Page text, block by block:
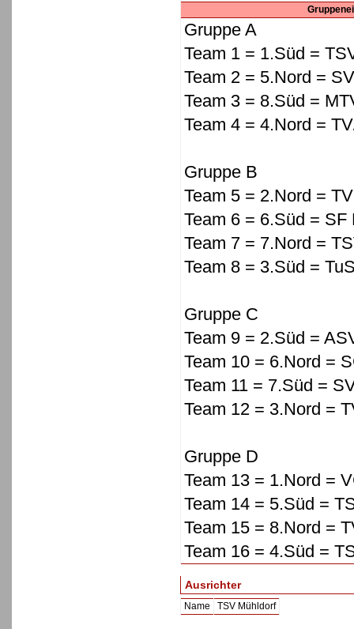
Gruppe A
Team 1 = 1.Süd =
Team 2 = 5.Nord =
Team 3 = 8.Süd =
Team 4 = 4.Nord =
Gruppe B
Team 5 = 2.Nord =
Team 6 = 6.Süd = SF
Team 7 = 7.Nord =
Team 8 = 3.Süd =
Gruppe C
Team 9 = 2.Süd =
Team 10 = 6.Nord =
Team 11 = 7.Süd =
Team 12 = 3.Nord =
Gruppe D
Team 13 = 1.Nord =
Team 14 = 5.Süd =
Team 15 = 8.Nord =
Team 16 = 4.Süd =
Ausrichter
Name TSV Mühldorf